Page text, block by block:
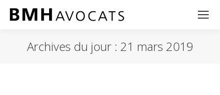
Archives du jour : 21 mars 2019